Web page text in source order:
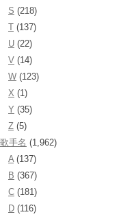
S (218)
T (137)
U (22)
V (14)
W (123)
X (1)
Y (35)
Z (5)
歌手名 (1,962)
A(137)
B (367)
C (181)
D (116)